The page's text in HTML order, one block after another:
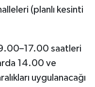
(planlı kesinti
saatleri
14.00 ve
uygulanacağı